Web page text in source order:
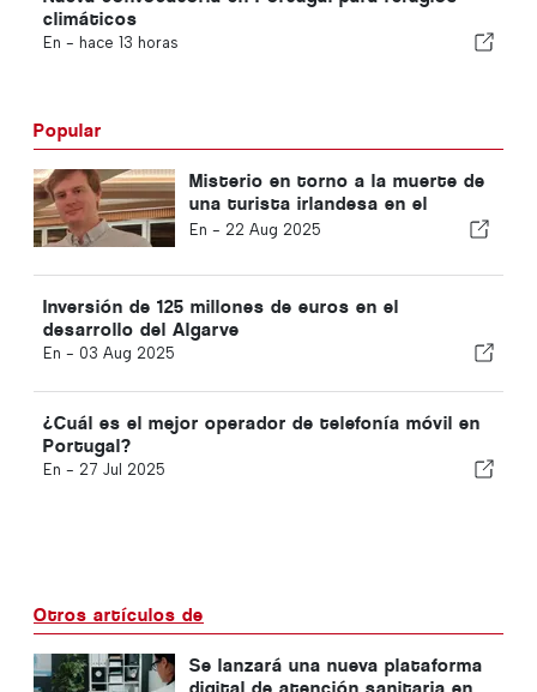
climáticos
En - hace 13 horas
Popular
Misterio en torno a la muerte de
una turista irlandesa en el
Algarve
En - 22 Aug 2025
Inversión de 125 millones de euros en el
desarrollo del Algarve
En - 03 Aug 2025
¿Cuál es el mejor operador de telefonía móvil en
Portugal?
En - 27 Jul 2025
Otros artículos de
Se lanzará una nueva plataforma